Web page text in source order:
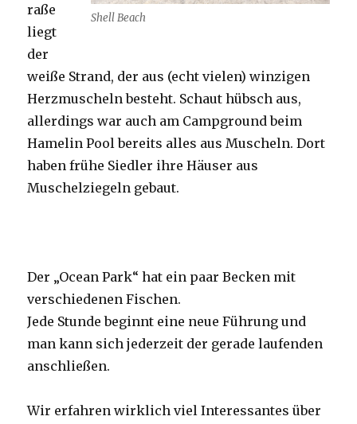
Shell Beach
raße
liegt
der
weiße Strand, der aus (echt vielen) winzigen
Herzmuscheln besteht. Schaut hübsch aus,
allerdings war auch am Campground beim
Hamelin Pool bereits alles aus Muscheln. Dort
haben frühe Siedler ihre Häuser aus
Muschelziegeln gebaut.
Der „Ocean Park“ hat ein paar Becken mit
verschiedenen Fischen.
Jede Stunde beginnt eine neue Führung und
man kann sich jederzeit der gerade laufenden
anschließen.
Wir erfahren wirklich viel Interessantes über